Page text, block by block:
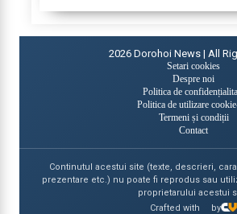
2026 Dorohoi News | All
Setari cookies
Despre noi
Politica de
Politica de utilizare
Termeni și condiții
Contact
Continutul acestui site (texte, descrieri,
prezentare etc.) nu poate fi reprodus sau
proprietarului acestui
Crafted with
by